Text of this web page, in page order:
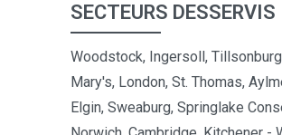
SECTEURS DESSERVIS
Woodstock, Ingersoll,
Mary's, London, St. Thomas,
Elgin, Sweaburg, Springlake